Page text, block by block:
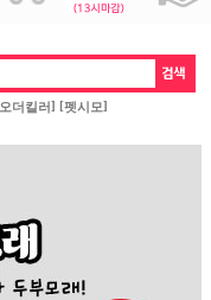
오더킬러] [펫시모]